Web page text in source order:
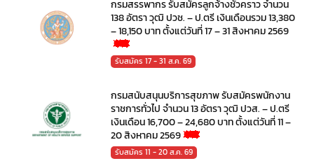
กรมสรรพากร รับสมัครลูกจ้างชั่วคราว จำนวน
138 อัตรา วุฒิ ปวช. – ป.ตรี เงินเดือนรวม 13,380
– 18,150 บาท ตั้งแต่วันที่ 17 – 31 สิงหาคม 2569
รับสมัคร 17 - 31 ส.ค. 69
กรมสนับสนุนบริการสุขภาพ รับสมัครพนักงาน
ราชการทั่วไป จำนวน 13 อัตรา วุฒิ ปวส. – ป.ตรี
เงินเดือน 16,700 – 24,680 บาท ตั้งแต่วันที่ 11 –
20 สิงหาคม 2569
รับสมัคร 11 - 20 ส.ค. 69